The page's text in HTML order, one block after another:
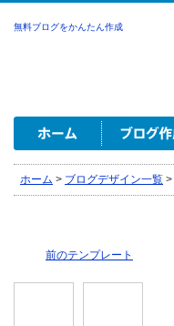
無料ブログをかんたん作成
ホーム > ブログデザイン一覧 >
前のテンプレート